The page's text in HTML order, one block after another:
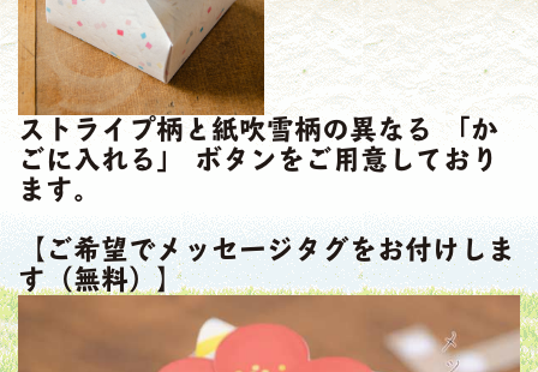
ストライプ柄と紙吹雪柄の異なる 「か
ごに入れる」 ボタンをご用意しており
ます。
【ご希望でメッセージタグをお付けしま
す（無料）】